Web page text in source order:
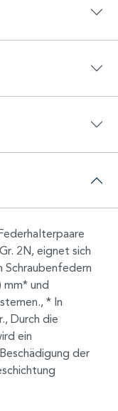
2N, eignet sich
Schraubenfedern
mm* und
* In
Durch die
ein
der